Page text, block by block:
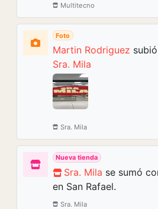
Multitecno
Foto
Martin Rodriguez
Sra. Mila
Sra. Mila
Nueva tienda
Sra. Mila se sumó
en San Rafael.
Sra. Mila